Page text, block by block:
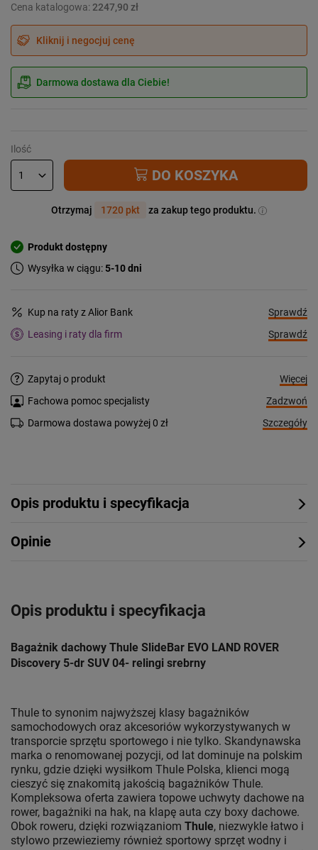
Cena katalogowa: 2247,90 zł
Kliknij i negocjuj cenę
Darmowa dostawa dla Ciebie!
Ilość
DO KOSZYKA
Otrzymaj 1720 pkt za zakup tego produktu.
Produkt dostępny
Wysyłka w ciągu:5-10 dni
Kup na raty z Alior Bank
Sprawdź
Leasing i raty dla firm
Sprawdź
Zapytaj o produkt
Więcej
Fachowa pomoc specjalisty
Zadzwoń
Darmowa dostawa powyżej 0 zł
Szczegóły
Opis produktu i specyfikacja
Opinie
Opis produktu i specyfikacja
Bagażnik dachowy Thule SlideBar EVO LAND ROVER
Discovery 5-dr SUV 04- relingi srebrny
Thule to synonim najwyższej klasy bagażników
samochodowych oraz akcesoriów wykorzystywanych w
transporcie sprzętu sportowego i nie tylko. Skandynawska
marka o renomowanej pozycji, od lat dominuje na polskim
rynku, gdzie dzięki wysiłkom Thule Polska, klienci mogą
cieszyć się znakomitą jakością bagażników Thule.
Kompleksowa oferta zawiera topowe uchwyty dachowe na
rower, bagażniki na hak, na klapę auta czy boxy dachowe.
Obok roweru, dzięki rozwiązaniom Thule, niezwykle łatwo i
stylowo przewieziemy również sportowy sprzęt wodny i